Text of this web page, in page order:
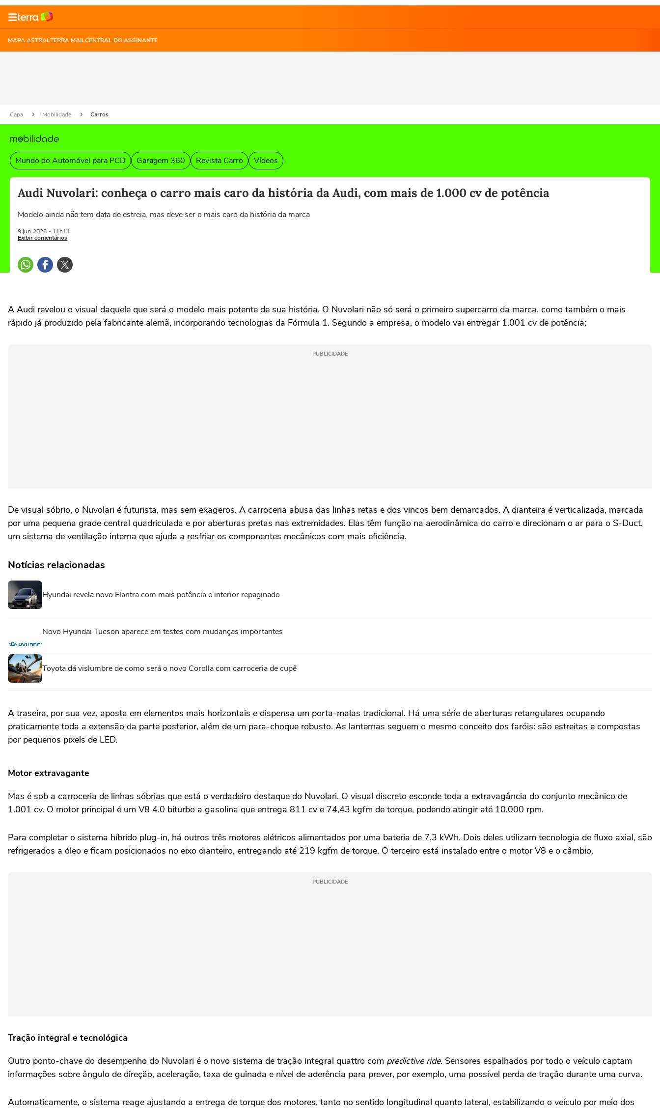
MAPA ASTRALTERRA MAILCENTRAL DO ASSINANTE
Capa Mobilidade Carros
Mundo do Automóvel para PCD Garagem 360 Revista Carro Vídeos
Audi Nuvolari: conheça o carro mais caro da história da Audi, com mais de 1.000 cv de potência
Modelo ainda não tem data de estreia, mas deve ser o mais caro da história da marca
9 jun 2026 - 11h14
Exibir comentários
A Audi revelou o visual daquele que será o modelo mais potente de sua história. O Nuvolari não só será o primeiro supercarro da marca, como também o mais
rápido já produzido pela fabricante alemã, incorporando tecnologias da Fórmula 1. Segundo a empresa, o modelo vai entregar 1.001 cv de potência;
PUBLICIDADE
De visual sóbrio, o Nuvolari é futurista, mas sem exageros. A carroceria abusa das linhas retas e dos vincos bem demarcados. A dianteira é verticalizada, marcada
por uma pequena grade central quadriculada e por aberturas pretas nas extremidades. Elas têm função na aerodinâmica do carro e direcionam o ar para o S-Duct,
um sistema de ventilação interna que ajuda a resfriar os componentes mecânicos com mais eficiência.
Notícias relacionadas
Hyundai revela novo Elantra com mais potência e interior repaginado
Novo Hyundai Tucson aparece em testes com mudanças importantes
Toyota dá vislumbre de como será o novo Corolla com carroceria de cupê
A traseira, por sua vez, aposta em elementos mais horizontais e dispensa um porta-malas tradicional. Há uma série de aberturas retangulares ocupando
praticamente toda a extensão da parte posterior, além de um para-choque robusto. As lanternas seguem o mesmo conceito dos faróis: são estreitas e compostas
por pequenos pixels de LED.
Motor extravagante
Mas é sob a carroceria de linhas sóbrias que está o verdadeiro destaque do Nuvolari. O visual discreto esconde toda a extravagância do conjunto mecânico de
1.001 cv. O motor principal é um V8 4.0 biturbo a gasolina que entrega 811 cv e 74,43 kgfm de torque, podendo atingir até 10.000 rpm.
Para completar o sistema híbrido plug-in, há outros três motores elétricos alimentados por uma bateria de 7,3 kWh. Dois deles utilizam tecnologia de fluxo axial, são
refrigerados a óleo e ficam posicionados no eixo dianteiro, entregando até 219 kgfm de torque. O terceiro está instalado entre o motor V8 e o câmbio.
PUBLICIDADE
Tração integral e tecnológica
Outro ponto-chave do desempenho do Nuvolari é o novo sistema de tração integral quattro com predictive ride. Sensores espalhados por todo o veículo captam
informações sobre ângulo de direção, aceleração, taxa de guinada e nível de aderência para prever, por exemplo, uma possível perda de tração durante uma curva.
Automaticamente, o sistema reage ajustando a entrega de torque dos motores, tanto no sentido longitudinal quanto lateral, estabilizando o veículo por meio dos